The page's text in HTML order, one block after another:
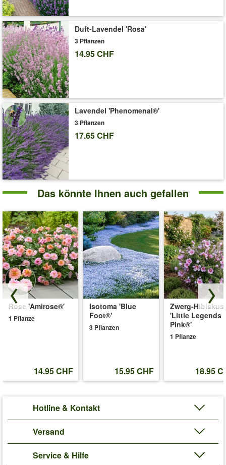
Duft-Lavendel 'Rosa'
3 Pflanzen
14.95 CHF
Lavendel 'Phenomenal®'
3 Pflanzen
17.65 CHF
Das könnte Ihnen auch gefallen
Rose 'Amirose®'
1 Pflanze
14.95 CHF
Isotoma 'Blue
Foot®'
3 Pflanzen
15.95 CHF
Zwerg-Hibiskus
'Little Legends
Pink®'
1 Pflanze
18.95
Hotline & Kontakt
Versand
Service & Hilfe